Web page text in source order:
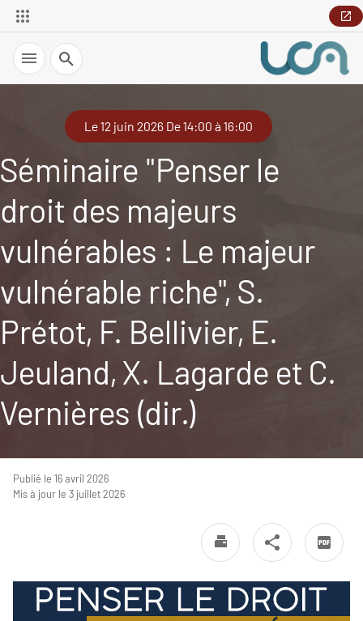
Recherche
Le 12 juin 2026 De 14:00 à 16:00
Séminaire "Penser le
droit des majeurs
vulnérables : Le majeur
vulnérable riche", S.
Prétot, F. Bellivier, E.
Jeuland, X. Lagarde et C.
Vernières (dir.)
Publié le 16 avril 2026
Mis à jour le 3 juillet 2026